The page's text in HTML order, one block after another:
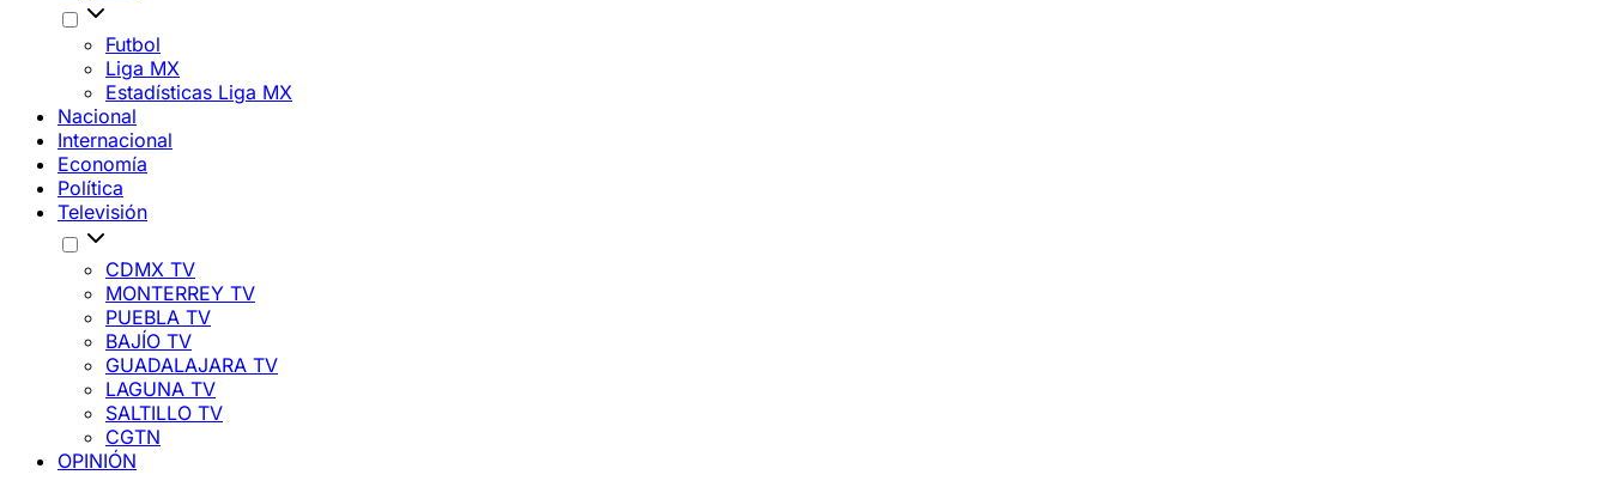
Futbol
Liga MX
Estadísticas Liga MX
Nacional
Internacional
Economía
Política
Televisión
CDMX TV
MONTERREY TV
PUEBLA TV
BAJÍO TV
GUADALAJARA TV
LAGUNA TV
SALTILLO TV
CGTN
OPINIÓN